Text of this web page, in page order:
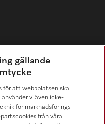
gällande
för att webbplatsen ska
vi även icke-
för marknadsförings-
från våra